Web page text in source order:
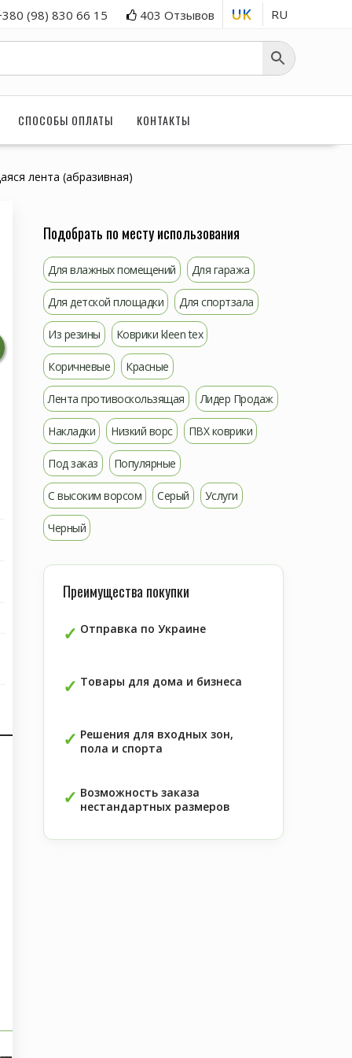
(98) 830 66 15 403 Отзывов UK RU
СПОСОБЫ ОПЛАТЫ КОНТАКТЫ
лента (абразивная)
Подобрать по месту использования
Для влажных помещений Для гаража
Для детской площадки Для спортзала
Из резины Коврики kleen tex
Коричневые Красные
Лента противоскользящая Лидер Продаж
Накладки Низкий ворс ПВХ коврики
Под заказ Популярные
С высоким ворсом Серый Услуги
Черный
Преимущества покупки
Отправка по Украине
Товары для дома и бизнеса
Решения для входных зон,
пола и спорта
Возможность заказа
нестандартных размеров